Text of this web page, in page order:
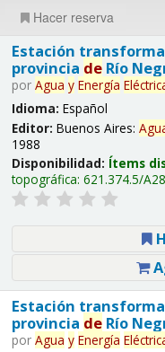
Hacer reserva
Estación
provincia deRío
por Agua y Energía
Idioma: Español
Editor: Buenos Aires:
1988
Disponibilidad: Ítems
topográfica: 621.374.5/
Estación
provincia deRío
por Agua y Energía